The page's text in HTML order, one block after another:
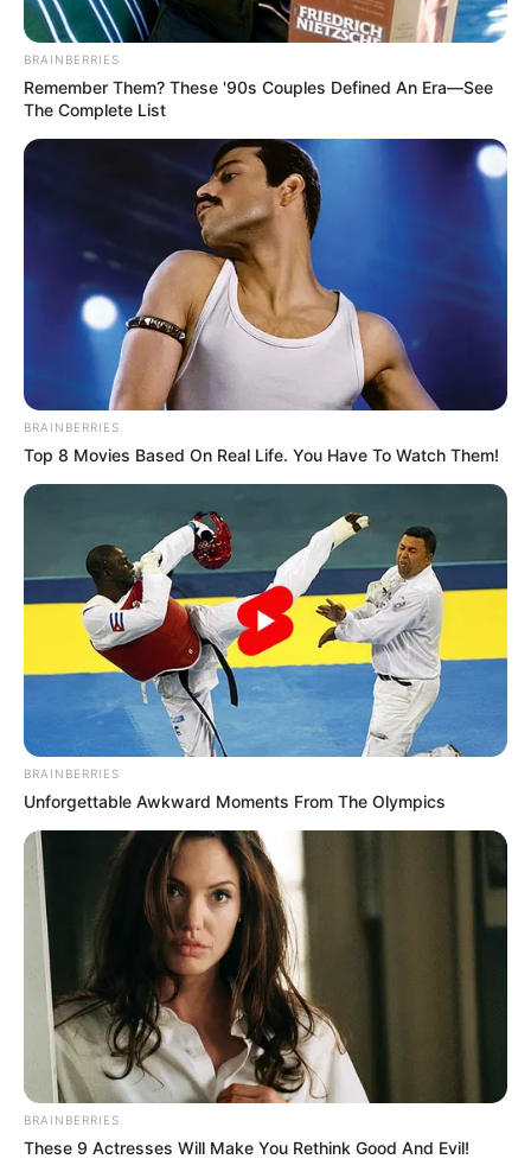
BRAINBERRIES
Remember Them? These '90s Couples Defined An Era—See
The Complete List
BRAINBERRIES
Top 8 Movies Based On Real Life. You Have To Watch Them!
BRAINBERRIES
Unforgettable Awkward Moments From The Olympics
BRAINBERRIES
These 9 Actresses Will Make You Rethink Good And Evil!